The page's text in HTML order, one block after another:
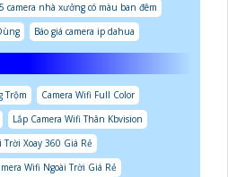
camera nhà xưởng có màu ban đêm
Báo giá camera ip dahua
Trộm
Camera Wifi Full Color
Lắp Camera Wifi Thân Kbvision
Xoay 360 Giá Rẻ
Wifi Ngoài Trời Giá Rẻ